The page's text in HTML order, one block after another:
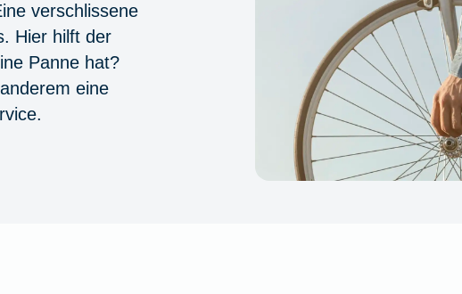
verschlissene
Hier hilft der
Panne hat?
eine